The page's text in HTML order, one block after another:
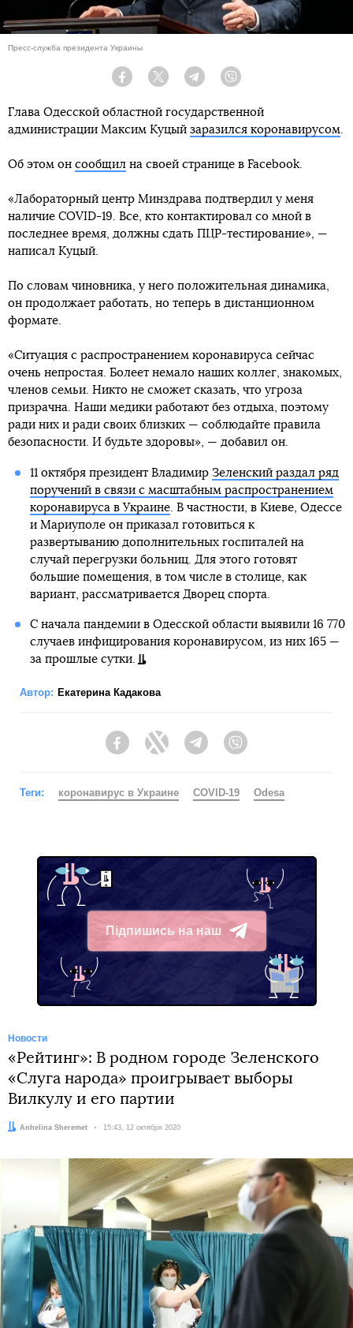
Пресс-служба президента Украины
Facebook Twitter Telegram
Глава Одесской областной государственной
администрации Максим Куцый заразился коронавирусом.
Об этом он сообщил на своей странице в Facebook.
«Лабораторный центр Минздрава подтвердил у меня
наличие COVID-19. Все, кто контактировал со мной в
последнее время, должны сдать ПЦР-тестирование», —
написал Куцый.
По словам чиновника, у него положительная динамика,
он продолжает работать, но теперь в дистанционном
формате.
«Ситуация с распространением коронавируса сейчас
очень непростая. Болеет немало наших коллег, знакомых,
членов семьи. Никто не сможет сказать, что угроза
призрачна. Наши медики работают без отдыха, поэтому
ради них и ради своих близких — соблюдайте правила
безопасности. И будьте здоровы», — добавил он.
11 октября президент Владимир Зеленский раздал ряд
поручений в связи с масштабным распространением
коронавируса в Украине. В частности, в Киеве, Одессе
и Мариуполе он приказал готовиться к
развертыванию дополнительных госпиталей на
случай перегрузки больниц. Для этого готовят
большие помещения, в том числе в столице, как
вариант, рассматривается Дворец спорта.
С начала пандемии в Одесской области выявили 16 770
случаев инфицирования коронавирусом, из них 165 —
за прошлые сутки.
Автор: Екатерина Кадакова
FacebookTwitter Telegram
Теги: коронавирус в Украине COVID-19 Odesa
Підпишись на наш
Telegram
Новости
«Рейтинг»: В родном городе Зеленского
«Слуга народа» проигрывает выборы
Вилкулу и его партии
Автор:
Anhelina Sheremet Дата:
15:43, 12 октября 2020